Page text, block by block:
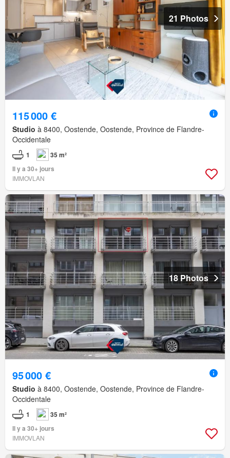
21 Photos
115 000 €
Studio à 8400, Oostende, Oostende, Province de Flandre-
Occidentale
1
35 m²
Il y a 30+ jours
IMMOVLAN
18 Photos
95 000 €
Studio à 8400, Oostende, Oostende, Province de Flandre-
Occidentale
1
35 m²
Il y a 30+ jours
IMMOVLAN